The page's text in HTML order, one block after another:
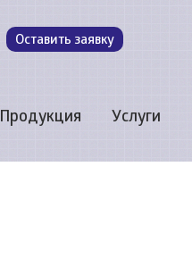
Оставить заявку
Продукция Услуги